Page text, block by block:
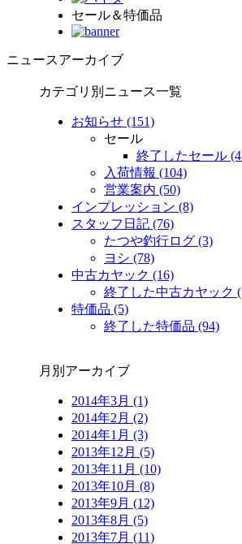
セール＆特価品
ニュースアーカイブ
カテゴリ別ニュース一覧
お知らせ (151)
セール
終了したセール
入荷情報 (104)
営業案内 (50)
インプレッション (8)
スタッフ日記 (76)
たつや釣行ログ (3)
ヨシ (78)
中古カヤック (16)
終了した中古カヤック
特価品 (5)
終了した特価品 (94)
月別アーカイブ
2014年3月 (1)
2014年2月 (2)
2014年1月 (3)
2013年12月 (5)
2013年11月 (10)
2013年10月 (8)
2013年9月 (12)
2013年8月 (5)
2013年7月 (11)